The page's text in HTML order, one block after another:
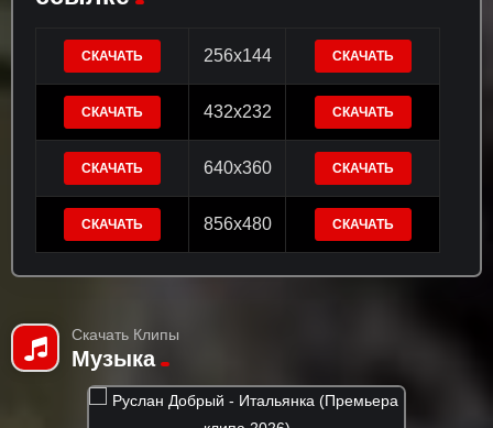
СКАЧАТЬ 256x144 СКАЧАТЬ
СКАЧАТЬ 432x232 СКАЧАТЬ
СКАЧАТЬ 640x360 СКАЧАТЬ
СКАЧАТЬ 856x480 СКАЧАТЬ
Скачать Клипы
Музыка